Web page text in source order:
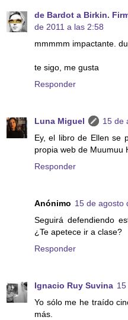
de Bardot a Birkin.
de 2011 a las 2:58
mmmmm impactante.
te sigo, me gusta
Responder
Luna Miguel
15 de
Ey, el libro de Ellen se
propia web de Muumuu
Responder
Anónimo 15 de agosto
Seguirá defendiendo
¿Te apetece ir a clase?
Responder
Ignacio Ruy Suvina
Yo sólo me he traído
más.